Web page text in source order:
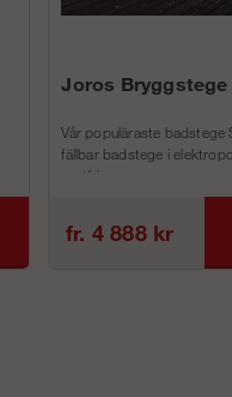
Joros Bryggstege
Vår populäraste badstege
fällbar badstege i
rostfri...
fr. 4 888 kr